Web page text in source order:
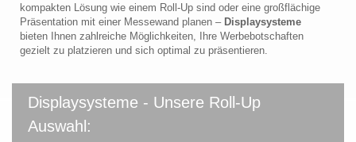
kompakten Lösung wie einem Roll-Up sind oder eine großflächige
Präsentation mit einer Messewand planen – Displaysysteme
bieten Ihnen zahlreiche Möglichkeiten, Ihre Werbebotschaften
gezielt zu platzieren und sich optimal zu präsentieren.
Displaysysteme - Unsere Roll-Up
Auswahl: